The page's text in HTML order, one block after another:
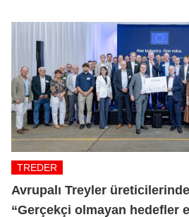
TREDER
Avrupalı Treyler
“Gerçekçi olmayan hedefler